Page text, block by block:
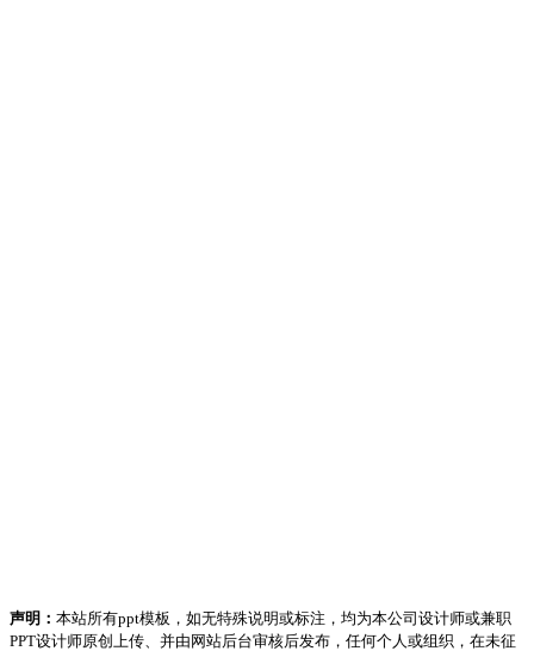
声明： 本站所有ppt模板，如无特殊说明或标注，均为本公司设计师或兼职
PPT设计师原创上传、并由网站后台审核后发布，任何个人或组织，在未征